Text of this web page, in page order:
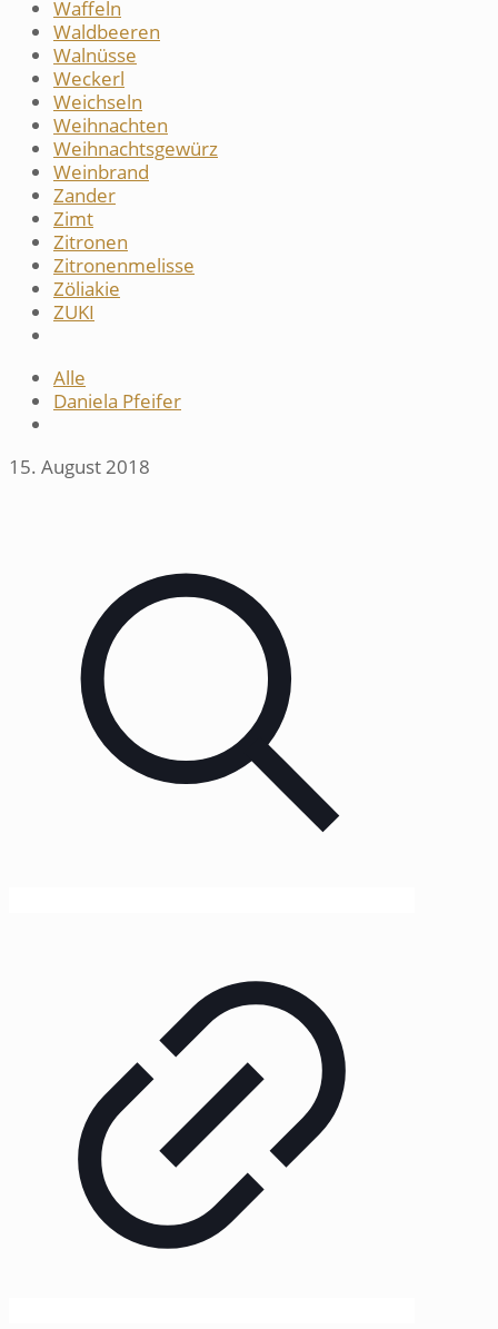
Waffeln
Waldbeeren
Walnüsse
Weckerl
Weichseln
Weihnachten
Weihnachtsgewürz
Weinbrand
Zander
Zimt
Zitronen
Zitronenmelisse
Zöliakie
ZUKI
Alle
Daniela Pfeifer
15. August 2018